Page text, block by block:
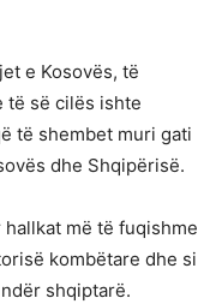
e Kosovës, të
të së cilës ishte
të shembet muri gati
dhe Shqipërisë.
më të fuqishme
kombëtare dhe si
shqiptarë.